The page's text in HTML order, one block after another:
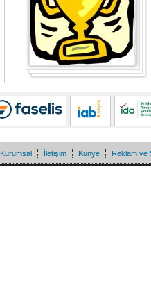
Kurumsal İletişim Künye Reklam ve